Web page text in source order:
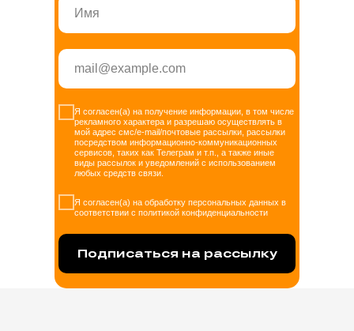
Я согласен(а) на получение информации, в том числе
рекламного характера и разрешаю осуществлять в
мой адрес смс/e-mail/почтовые рассылки, рассылки
посредством информационно-коммуникационных
сервисов, таких как Телеграм и т.п., а также иные
виды рассылок и уведомлений с использованием
любых средств связи.
Я согласен(а) на обработку персональных данных в
соответствии с политикой конфиденциальности
Подписаться на рассылку